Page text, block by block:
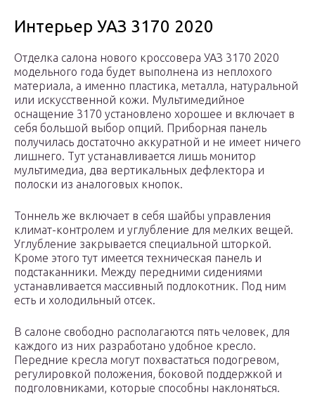
Интерьер УАЗ 3170 2020
Отделка салона нового кроссовера УАЗ 3170 2020
модельного года будет выполнена из неплохого
материала, а именно пластика, металла, натуральной
или искусственной кожи. Мультимедийное
оснащение 3170 установлено хорошее и включает в
себя большой выбор опций. Приборная панель
получилась достаточно аккуратной и не имеет ничего
лишнего. Тут устанавливается лишь монитор
мультимедиа, два вертикальных дефлектора и
полоски из аналоговых кнопок.
Тоннель же включает в себя шайбы управления
климат-контролем и углубление для мелких вещей.
Углубление закрывается специальной шторкой.
Кроме этого тут имеется техническая панель и
подстаканники. Между передними сидениями
устанавливается массивный подлокотник. Под ним
есть и холодильный отсек.
В салоне свободно располагаются пять человек, для
каждого из них разработано удобное кресло.
Передние кресла могут похвастаться подогревом,
регулировкой положения, боковой поддержкой и
подголовниками, которые способны наклоняться.